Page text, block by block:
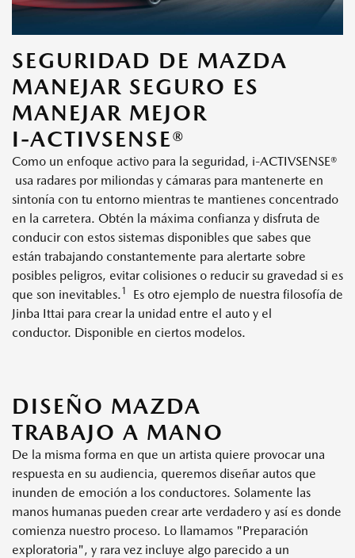
SEGURIDAD DE MAZDA
MANEJAR SEGURO ES
MANEJAR MEJOR
I-ACTIVSENSE®
Como un enfoque activo para la seguridad, i-ACTIVSENSE®
usa radares por miliondas y cámaras para mantenerte en
sintonía con tu entorno mientras te mantienes concentrado
en la carretera. Obtén la máxima confianza y disfruta de
conducir con estos sistemas disponibles que sabes que
están trabajando constantemente para alertarte sobre
posibles peligros, evitar colisiones o reducir su gravedad si es
que son inevitables.1
Es otro ejemplo de nuestra filosofía de
Jinba Ittai para crear la unidad entre el auto y el
conductor. Disponible en ciertos modelos.
DISEÑO MAZDA
TRABAJO A MANO
De la misma forma en que un artista quiere provocar una
respuesta en su audiencia, queremos diseñar autos que
inunden de emoción a los conductores. Solamente las
manos humanas pueden crear arte verdadero y así es donde
comienza nuestro proceso. Lo llamamos "Preparación
exploratoria", y rara vez incluye algo parecido a un